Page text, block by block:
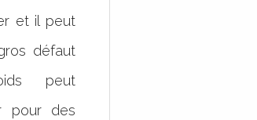
et il peut
défaut
peut
pour des